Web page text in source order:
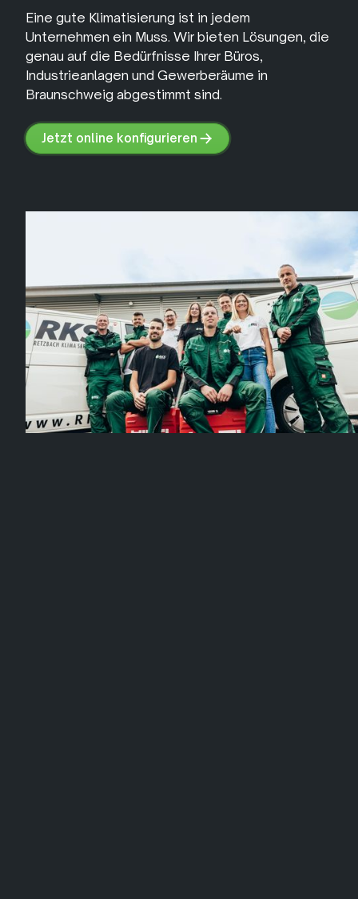
Eine gute Klimatisierung ist in jedem
Unternehmen ein Muss. Wir bieten Lösungen, die
genau auf die Bedürfnisse Ihrer Büros,
Industrieanlagen und Gewerberäume in
Braunschweig abgestimmt sind.
Jetzt online konfigurieren
Jetzt